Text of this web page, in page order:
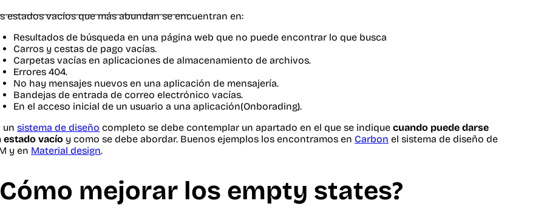
estados vacíos que más abundan se encuentran en:
Resultados de búsqueda en una página web que no puede encontrar lo que busca
Carros y cestas de pago vacías.
Carpetas vacías en aplicaciones de almacenamiento de archivos.
Errores 404.
No hay mensajes nuevos en una aplicación de mensajería.
Bandejas de entrada de correo electrónico vacías.
En el acceso inicial de un usuario a una aplicación(Onborading).
unsistema de diseño completo se debe contemplar un apartado en el que se indiquecuando puede darse
estado vacío y como se debe abordar. Buenos ejemplos los encontramos en Carbon el sistema de diseño de
y en Material design.
mejorar los empty states?